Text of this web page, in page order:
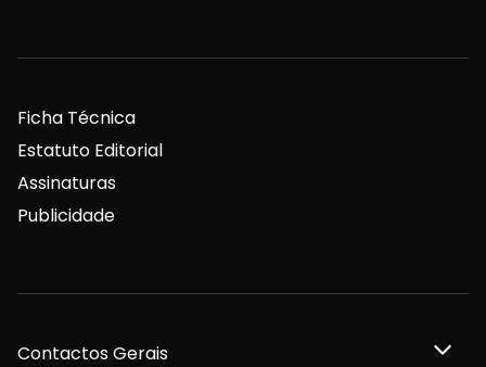
Ficha Técnica
Estatuto Editorial
Assinaturas
Publicidade
Contactos Gerais